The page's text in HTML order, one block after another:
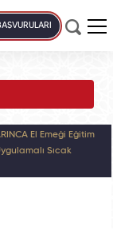
El Emeği Eğitim
Sıcak